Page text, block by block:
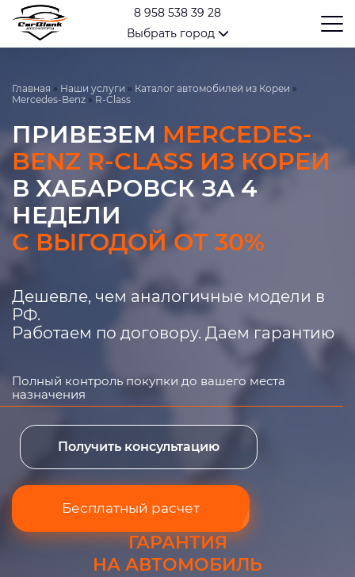
8 958 538 39 28
Выбрать город
Главная » Наши услуги » Каталог автомобилей из Кореи »
Mercedes-Benz » R-Class
ПРИВЕЗЕМ MERCEDES-
BENZ R-CLASS ИЗ КОРЕИ
В ХАБАРОВСК ЗА 4
НЕДЕЛИ
С ВЫГОДОЙ ОТ 30%
Дешевле, чем аналогичные модели в
РФ.
Работаем по договору. Даем гарантию
Полный контроль покупки до вашего места
назначения
Получить консультацию
Бесплатный расчет
ГАРАНТИЯ
НА АВТОМОБИЛЬ